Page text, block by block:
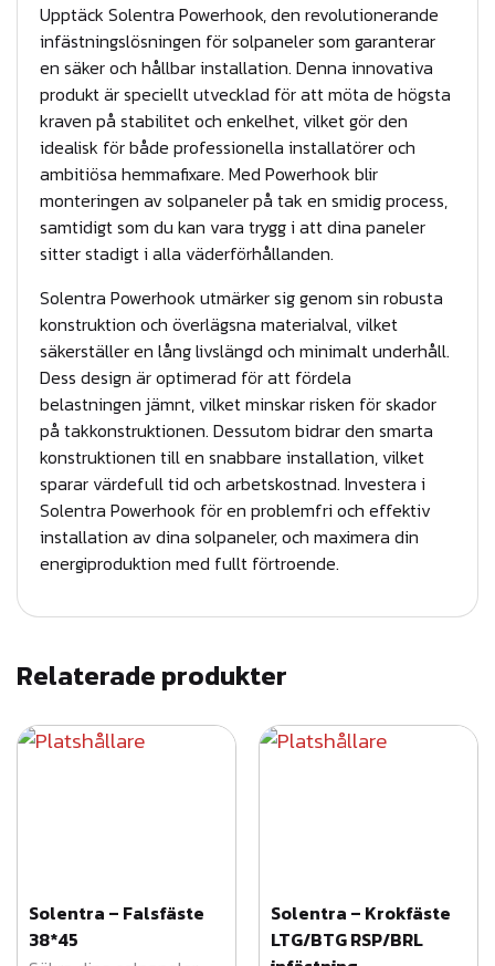
Upptäck Solentra Powerhook, den revolutionerande
infästningslösningen för solpaneler som garanterar
en säker och hållbar installation. Denna innovativa
produkt är speciellt utvecklad för att möta de högsta
kraven på stabilitet och enkelhet, vilket gör den
idealisk för både professionella installatörer och
ambitiösa hemmafixare. Med Powerhook blir
monteringen av solpaneler på tak en smidig process,
samtidigt som du kan vara trygg i att dina paneler
sitter stadigt i alla väderförhållanden.
Solentra Powerhook utmärker sig genom sin robusta
konstruktion och överlägsna materialval, vilket
säkerställer en lång livslängd och minimalt underhåll.
Dess design är optimerad för att fördela
belastningen jämnt, vilket minskar risken för skador
på takkonstruktionen. Dessutom bidrar den smarta
konstruktionen till en snabbare installation, vilket
sparar värdefull tid och arbetskostnad. Investera i
Solentra Powerhook för en problemfri och effektiv
installation av dina solpaneler, och maximera din
energiproduktion med fullt förtroende.
Relaterade produkter
Solentra – Falsfäste
38*45
Solentra – Krokfäste
LTG/BTG RSP/BRL